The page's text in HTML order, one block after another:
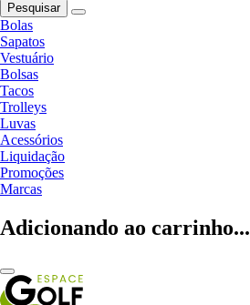
Pesquisar
Bolas
Sapatos
Vestuário
Bolsas
Tacos
Trolleys
Luvas
Acessórios
Liquidação
Promoções
Marcas
Adicionando ao carrinho...